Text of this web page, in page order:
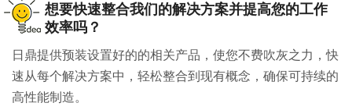
想要快速整合我们的解决方案并提高您的工作
效率吗？
日鼎提供预装设置好的的相关产品，使您不费吹灰之力，快
速从每个解决方案中，轻松整合到现有概念，确保可持续的
高性能制造。